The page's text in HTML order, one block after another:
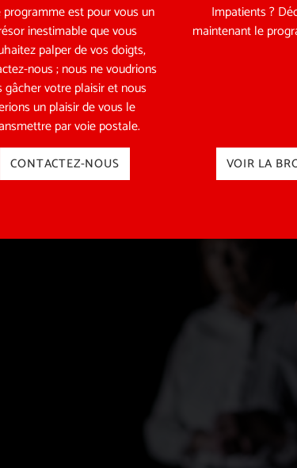
programme est pour vous un
inestimable que vous
palper de vos doigts,
nous ; nous ne voudrions
gâcher votre plaisir et nous
un plaisir de vous le
par voie postale.
CONTACTEZ-NOUS
Impatients ?
maintenant le
VOIR LA